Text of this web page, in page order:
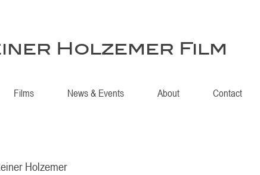
Holzemer Film
Films News & Events About Contact
Holzemer